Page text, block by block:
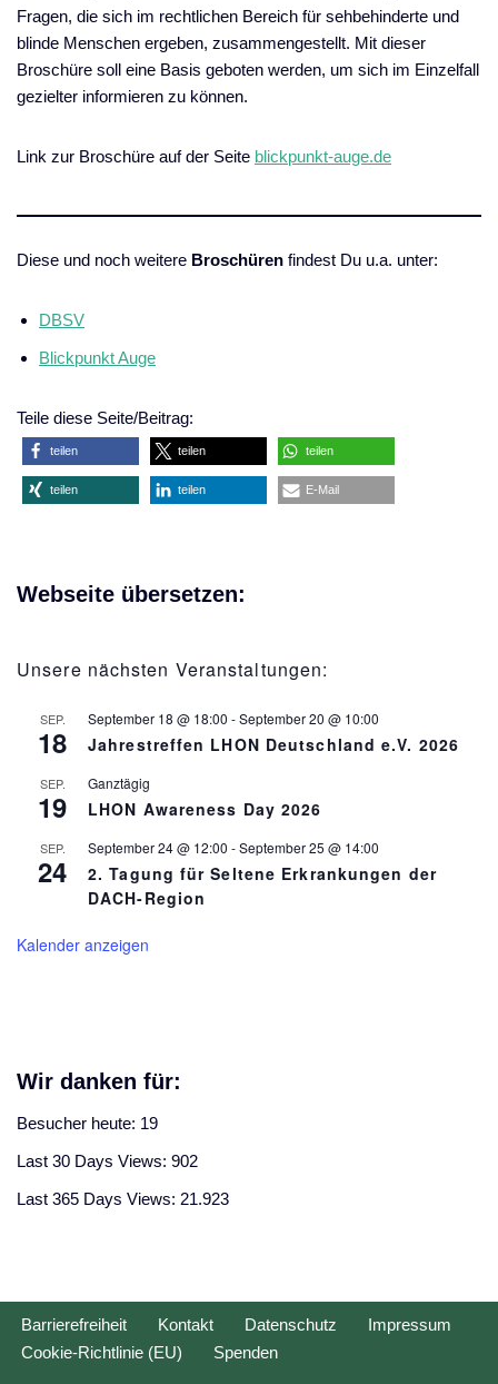
Fragen, die sich im rechtlichen Bereich für sehbehinderte und
blinde Menschen ergeben, zusammengestellt. Mit dieser
Broschüre soll eine Basis geboten werden, um sich im Einzelfall
gezielter informieren zu können.
Link zur Broschüre auf der Seite blickpunkt-auge.de
Diese und noch weitere Broschüren findest Du u.a. unter:
DBSV
Blickpunkt Auge
Teile diese Seite/Beitrag:
teilen teilen teilen
teilen teilen E-Mail
Webseite übersetzen:
Unsere nächsten Veranstaltungen:
SEP.
18
September 18 @ 18:00 -September 20 @ 10:00
Jahrestreffen LHON Deutschland e.V. 2026
SEP.
19
Ganztägig
LHON Awareness Day 2026
SEP.
24
September 24 @ 12:00 -September 25 @ 14:00
2. Tagung für Seltene Erkrankungen der
DACH-Region
Kalender anzeigen
Wir danken für:
Besucher heute: 19
Last 30 Days Views: 902
Last 365 Days Views: 21.923
Barrierefreiheit Kontakt Datenschutz
Impressum
Cookie-Richtlinie (EU)
Spenden